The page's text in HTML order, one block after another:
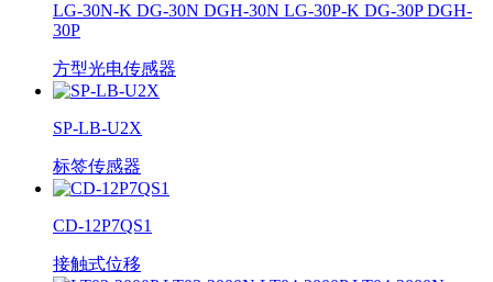
LG-30N-K DG-30N DGH-30N LG-30P-K DG-30P DGH-
30P
方型光电传感器
SP-LB-U2X
标签传感器
CD-12P7QS1
接触式位移